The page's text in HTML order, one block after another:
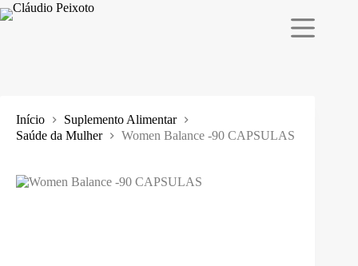
Pular
para
Início
Suplemento Alimentar
Saúde da Mulher
Women Balance -90 CAPSULAS